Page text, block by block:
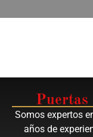
Puertas
Somos expertos
años de